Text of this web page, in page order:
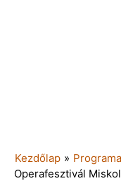
Kezdőlap »
Operafesztivál